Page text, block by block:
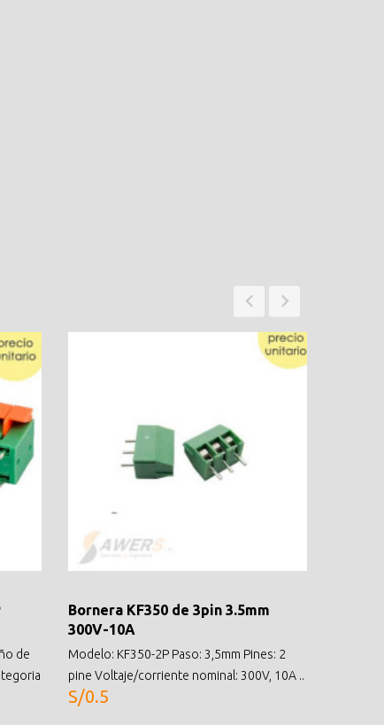
de
Bornera KF350 de 3pin 3.5mm
300V-10A
Modelo: KF350-2P Paso: 3,5mm Pines: 2
pine Voltaje/corriente nominal: 300V, 10A ..
S/0.5